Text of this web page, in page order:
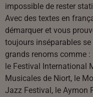
impossible de rester
Avec des textes en
démarquer et vous
toujours inséparables
grands renoms comme :
le Festival International
Musicales de Niort, le
Jazz Festival, le Aymon